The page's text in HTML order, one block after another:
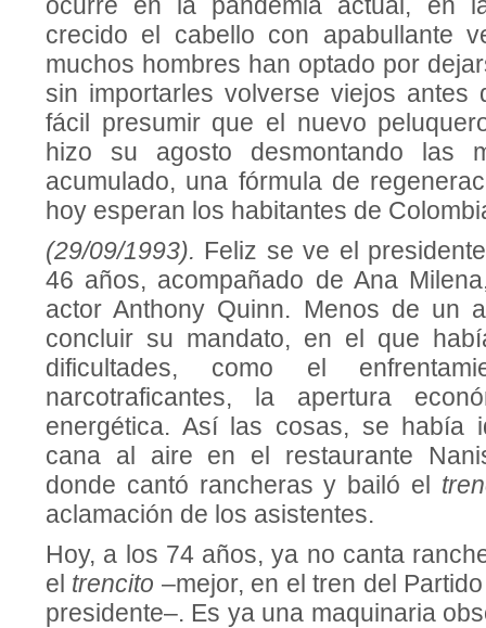
ocurre en la pandemia actual, en
crecido el cabello con apabullante
muchos hombres han optado por
sin importarles volverse viejos antes
fácil presumir que el nuevo
hizo su agosto desmontando las
acumulado, una fórmula de
hoy esperan los habitantes de
(29/09/1993). Feliz se ve el
46 años, acompañado de Ana
actor Anthony Quinn. Menos de un
concluir su mandato, en el que
dificultades, como el
narcotraficantes, la apertura
energética. Así las cosas, se había
cana al aire en el restaurante
donde cantó rancheras y bailó el
aclamación de los asistentes.
Hoy, a los 74 años, ya no canta
el trencito –mejor, en el tren del
presidente–. Es ya una maquinaria